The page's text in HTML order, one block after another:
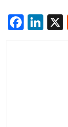
F
Li